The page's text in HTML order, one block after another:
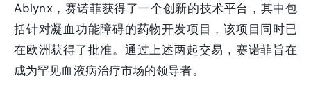
Ablynx，赛诺菲获得了一个创新的技术平台，其中包
括针对凝血功能障碍的药物开发项目，该项目同时已
在欧洲获得了批准。通过上述两起交易，赛诺菲旨在
成为罕见血液病治疗市场的领导者。